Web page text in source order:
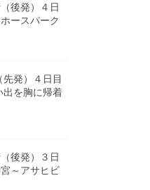
後発）４日
ースパーク
発）４日目
を胸に帰着
後発）３日
～アサヒビ